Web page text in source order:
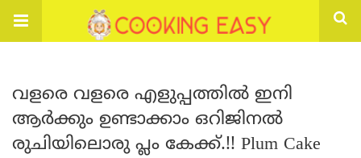
വളരെ വളരെ എളുപ്പത്തിൽ ഇനി
ആർക്കും ഉണ്ടാക്കാം ഒറിജിനൽ
രുചിയിലൊരു പ്ലം കേക്ക്.!! Plum Cake